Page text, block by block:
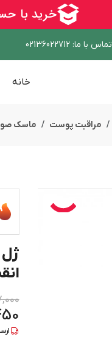
تماس با ما:
02136022712
خانه
مراقبت پوست ماسک
انقضا